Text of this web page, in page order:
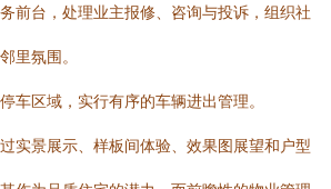
前台，处理业主报修、咨询与投诉，组织社
里氛围。
车区域，实行有序的车辆进出管理。
实景展示、样板间体验、效果图展望和户型